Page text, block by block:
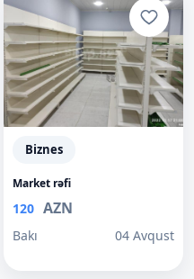
Biznes
Market rəfi
120 AZN
Bakı 04 Avqust